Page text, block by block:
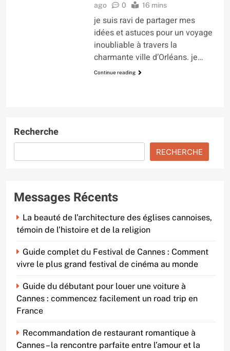
ago
0 16 mins
je suis ravi de partager mes
idées et astuces pour un voyage
inoubliable à travers la
charmante ville d’Orléans. je…
Continue reading
Recherche
RECHERCHE
Messages Récents
La beauté de l’architecture des églises cannoises,
témoin de l’histoire et de la religion
Guide complet du Festival de Cannes : Comment
vivre le plus grand festival de cinéma au monde
Guide du débutant pour louer une voiture à
Cannes : commencez facilement un road trip en
France
Recommandation de restaurant romantique à
Cannes – la rencontre parfaite entre l’amour et la